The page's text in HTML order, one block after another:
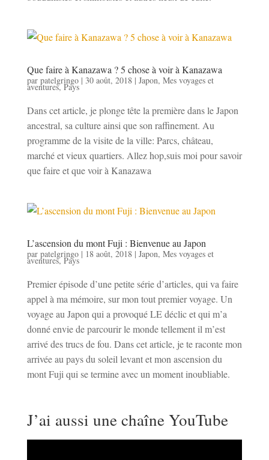
Que faire à Kanazawa ? 5 chose à voir à Kanazawa
par patelgringo| 30 août, 2018| Japon, Mes voyages et
aventures,Pays
Dans cet article, je plonge tête la première dans le Japon
ancestral, sa culture ainsi que son raffinement. Au
programme de la visite de la ville: Parcs, château,
marché et vieux quartiers. Allez hop,suis moi pour savoir
que faire et que voir à Kanazawa
L’ascension du mont Fuji : Bienvenue au Japon
par patelgringo| 18 août, 2018| Japon, Mes voyages et
aventures,Pays
Premier épisode d’une petite série d’articles, qui va faire
appel à ma mémoire, sur mon tout premier voyage. Un
voyage au Japon qui a provoqué LE déclic et qui m’a
donné envie de parcourir le monde tellement il m’est
arrivé des trucs de fou. Dans cet article, je te raconte mon
arrivée au pays du soleil levant et mon ascension du
mont Fuji qui se termine avec un moment inoubliable.
J’ai aussi une chaîne YouTube